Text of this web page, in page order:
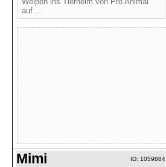
auf ...
Mimi ID: 1059884